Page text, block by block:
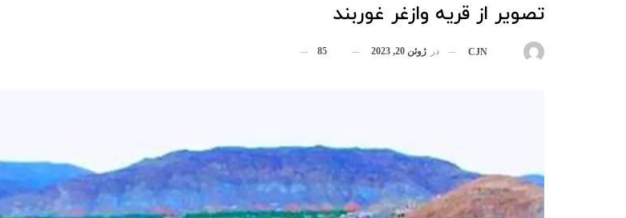
تصویر از قریه وازغر غوربند
CJN در ژوئن 20, 2023 85